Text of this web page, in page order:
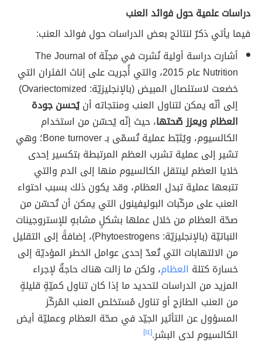
دراسات علمية حول فوائد العنب
فيما يأتي ذكرٌ لنتائج بعض الدراسات حول فوائد العنب:
أشارت دراسة أولية نُشرت في مجلّة The Journal of
Nutrition عام 2015، والتي أُجريت على إناث الفئران التي
خضعت لاستئصال المبيض (بالإنجليزيّة: Ovariectomized)
إلى أنّه يمكن لتناول العنب ومنتجاته أنيُحسن جودة
العظام ويعزز صّحتها، حيث إنّه يُحسّن من استخدام
الكالسيوم، ويُثبّط عملية تُسمّى بـ Bone turnover؛ وهي
تشير إلى عملية تشرب العظم المرتبطة بتكسير إحدى
خلايا العظم لينتقل الكالسيوم منها إلى الدم والتي
تتبعها عملية تبدل العظام، وقد يكون ذلك بسبب احتواء
العنب على مركّبات البوليفينول التي يمكن أن تُحسّن من
صحّة العظام من خلال عملها بشكلٍ مشابهٍ للإستروجينات
النباتيّة (بالإنجليزيّة: Phytoestrogens)، إضافةً إلى التقليل
من الالتهابات التي تُعدّ إحدى عوامل الخطر المؤديّة إلى
خسارة كتلة العظام، ولكن ما زالت هناك حاجةٌ لإجراء
المزيد من الدراسات لتحديد ما إذا كان تناول كميّةٍ قليلةٍ
من العنب الطازج أو تناول مُستخلص العنب المُركّز
المسؤول عن التأثير الجيّد في صحّة العظام وعمليّة أيض
الكالسيوم لدى البشر.[١٤]